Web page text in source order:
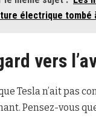
électrique tombé
vers
Tesla n’ait pas
Pensez-vous